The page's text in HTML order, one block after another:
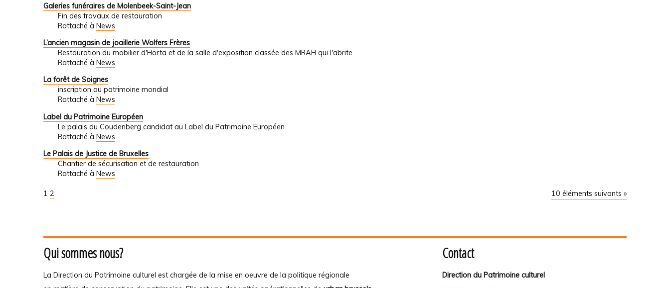
Galeries funéraires de Molenbeek-Saint-Jean
Fin des travaux de restauration
Rattaché à News
L’ancien magasin de joaillerie Wolfers Frères
Restauration du mobilier d'Horta et de la salle d'exposition classée des MRAH qui l'abrite
Rattaché à News
La forêt de Soignes
inscription au patrimoine mondial
Rattaché à News
Label du Patrimoine Européen
Le palais du Coudenberg candidat au Label du Patrimoine Européen
Rattaché à News
Le Palais de Justice de Bruxelles
Chantier de sécurisation et de restauration
Rattaché à News
10 éléments suivants »
1 2
Qui sommes nous?
La Direction du Patrimoine culturel est chargée de la mise en oeuvre de la politique régionale
Contact
Direction du Patrimoine culturel